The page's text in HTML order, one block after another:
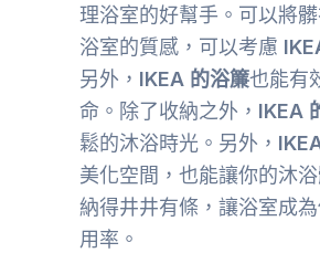
理浴室的好幫手。可以將
浴室的質感，可以考慮
另外， IKEA 的浴簾也能有
命。除了收納之外， IKEA
鬆的沐浴時光。另外，
美化空間，也能讓你的沐
納得井井有條，讓浴室成
用率。